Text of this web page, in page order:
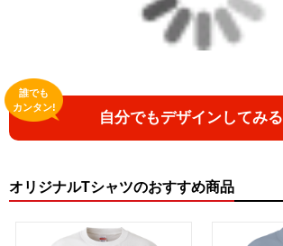
自分でもデザインしてみる
誰でも
カンタン!
オリジナルTシャツのおすすめ商品